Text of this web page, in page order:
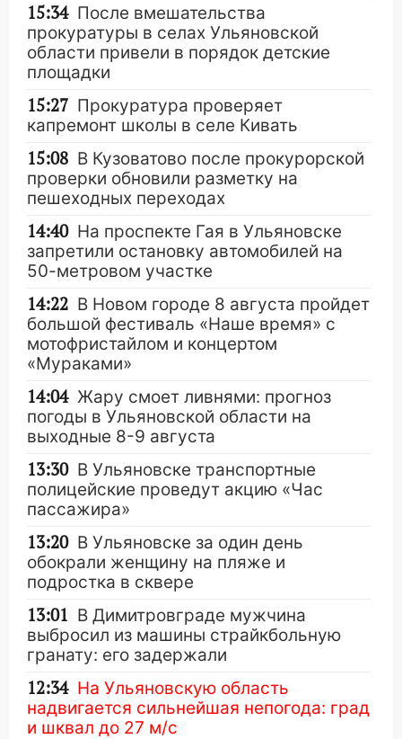
15:34 После вмешательства
прокуратуры в селах Ульяновской
области привели в порядок детские
площадки
15:27 Прокуратура проверяет
капремонт школы в селе Кивать
15:08 В Кузоватово после прокурорской
проверки обновили разметку на
пешеходных переходах
14:40 На проспекте Гая в Ульяновске
запретили остановку автомобилей на
50-метровом участке
14:22 В Новом городе 8 августа пройдет
большой фестиваль «Наше время» с
мотофристайлом и концертом
«Мураками»
14:04 Жару смоет ливнями: прогноз
погоды в Ульяновской области на
выходные 8-9 августа
13:30 В Ульяновске транспортные
полицейские проведут акцию «Час
пассажира»
13:20 В Ульяновске за один день
обокрали женщину на пляже и
подростка в сквере
13:01 В Димитровграде мужчина
выбросил из машины страйкбольную
гранату: его задержали
12:34 На Ульяновскую область
надвигается сильнейшая непогода: град
и шквал до 27 м/с